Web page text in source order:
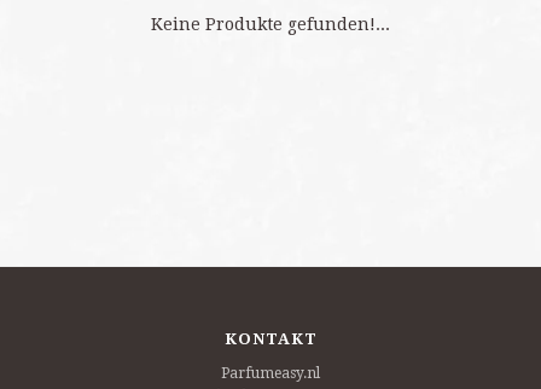
Keine Produkte gefunden!...
KONTAKT
Parfumeasy.nl